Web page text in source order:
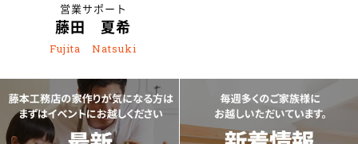
営業サポート
藤田 夏希
Fujita Natsuki